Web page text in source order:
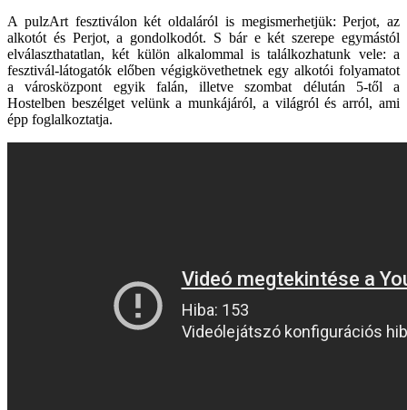
A pulzArt fesztiválon két oldaláról is megismerhetjük: Perjot, az
alkotót és Perjot, a gondolkodót. S bár e két szerepe egymástól
elválaszthatatlan, két külön alkalommal is találkozhatunk vele: a
fesztivál-látogatók előben végigkövethetnek egy alkotói folyamatot
a városközpont egyik falán, illetve szombat délután 5-től a
Hostelben beszélget velünk a munkájáról, a világról és arról, ami
épp foglalkoztatja.